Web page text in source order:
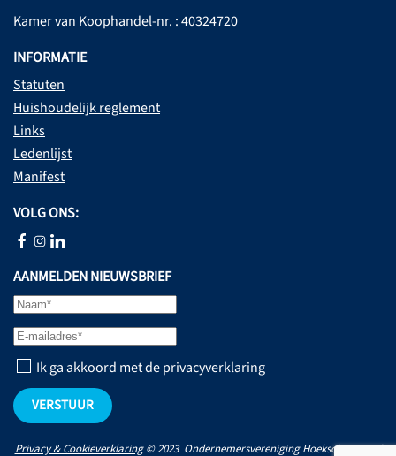
Kamer van Koophandel-nr. : 40324720
INFORMATIE
Statuten
Huishoudelijk reglement
Links
Ledenlijst
Manifest
VOLG ONS:
AANMELDEN NIEUWSBRIEF
Ik ga akkoord met de privacyverklaring
VERSTUUR
Privacy & Cookieverklaring© 2023 Ondernemersvereniging Hoeksche Waard